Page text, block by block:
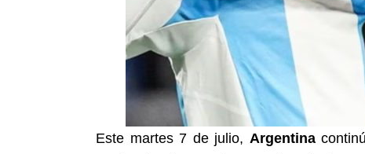
Este martes 7 de julio, Argentina